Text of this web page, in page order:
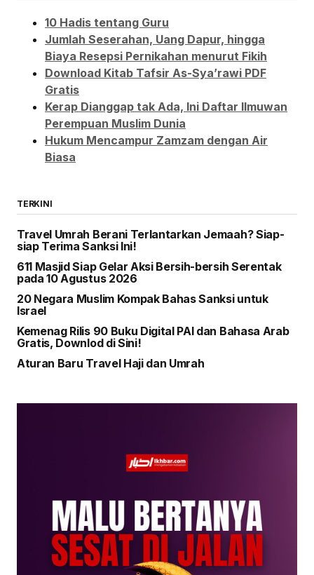
10 Hadis tentang Guru
Jumlah Seserahan, Uang Dapur, hingga
Biaya Resepsi Pernikahan menurut Fikih
Download Kitab Tafsir As-Sya’rawi PDF
Gratis
Kerap Dianggap tak Ada, Ini Daftar Ilmuwan
Perempuan Muslim Dunia
Hukum Mencampur Zamzam dengan Air
Biasa
TERKINI
Travel Umrah Berani Terlantarkan Jemaah? Siap-
siap Terima Sanksi Ini!
611 Masjid Siap Gelar Aksi Bersih-bersih Serentak
pada 10 Agustus 2026
20 Negara Muslim Kompak Bahas Sanksi untuk
Israel
Kemenag Rilis 90 Buku Digital PAI dan Bahasa Arab
Gratis, Downlod di Sini!
Aturan Baru Travel Haji dan Umrah